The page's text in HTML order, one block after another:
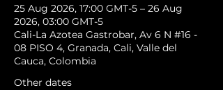
25 Aug 2026, 17:00 GMT-5 – 26 Aug
2026, 03:00 GMT-5
Cali-La Azotea Gastrobar, Av 6 N #16 -
08 PISO 4, Granada, Cali, Valle del
Cauca, Colombia
Other dates